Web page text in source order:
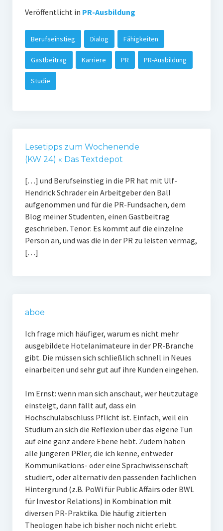
Veröffentlicht in PR-Ausbildung
Berufseinstieg Dialog Fähigkeiten
Gastbeitrag Karriere PR PR-Ausbildung
Studie
Lesetipps zum Wochenende
(KW 24) « Das Textdepot
[…] und Berufseinstieg in die PR hat mit Ulf-
Hendrick Schrader ein Arbeitgeber den Ball
aufgenommen und für die PR-Fundsachen, dem
Blog meiner Studenten, einen Gastbeitrag
geschrieben. Tenor: Es kommt auf die einzelne
Person an, und was die in der PR zu leisten vermag,
[…]
aboe
Ich frage mich häufiger, warum es nicht mehr
ausgebildete Hotelanimateure in der PR-Branche
gibt. Die müssen sich schließlich schnell in Neues
einarbeiten und sehr gut auf ihre Kunden eingehen.
Im Ernst: wenn man sich anschaut, wer heutzutage
einsteigt, dann fällt auf, dass ein
Hochschulabschluss Pflicht ist. Einfach, weil ein
Studium an sich die Reflexion über das eigene Tun
auf eine ganz andere Ebene hebt. Zudem haben
alle jüngeren PRler, die ich kenne, entweder
Kommunikations- oder eine Sprachwissenschaft
studiert, oder alternativ den passenden fachlichen
Hintergrund (z.B. PoWi für Public Affairs oder BWL
für Investor Relations) in Kombination mit
diversen PR-Praktika. Die häufig zitierten
Theologen habe ich bisher noch nicht erlebt.